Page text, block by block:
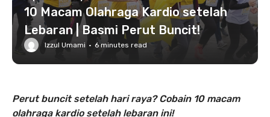
10 Macam Olahraga Kardio setelah
Lebaran | Basmi Perut Buncit!
Izzul Umami · 6minutes read
Perut buncit setelah hari raya? Cobain 10 macam
olahraga kardio setelah lebaran ini!